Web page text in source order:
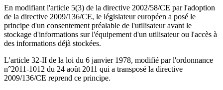
En modifiant l'article 5(3) de la directive 2002/58/CE par l'adoption
de la directive 2009/136/CE, le législateur européen a posé le
principe d'un consentement préalable de l'utilisateur avant le
stockage d'informations sur l'équipement d'un utilisateur ou l'accès à
des informations déjà stockées.
L'article 32-II de la loi du 6 janvier 1978, modifié par l'ordonnance
n°2011-1012 du 24 août 2011 qui a transposé la directive
2009/136/CE reprend ce principe.